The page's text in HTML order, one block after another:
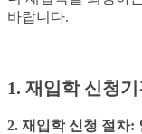
바랍니다.
1. 재입학 신청
2. 재입학 신청 절차: